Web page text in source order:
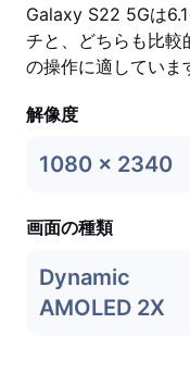
Galaxy S22 5Gは
チと、どちらも比較
の操作に適していま
解像度
1080 x 2340
画面の種類
Dynamic
AMOLED 2X